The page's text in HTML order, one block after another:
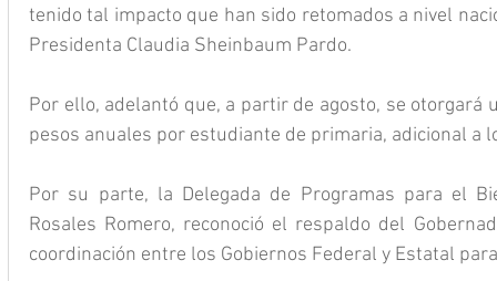
tenido tal impacto que han sido retomados a nivel
Presidenta Claudia Sheinbaum Pardo.
Por ello, adelantó que, a partir de agosto, se otorgará
pesos anuales por estudiante de primaria, adicional a
Por su parte, la Delegada de Programas para el
Rosales Romero, reconoció el respaldo del
coordinación entre los Gobiernos Federal y Estatal